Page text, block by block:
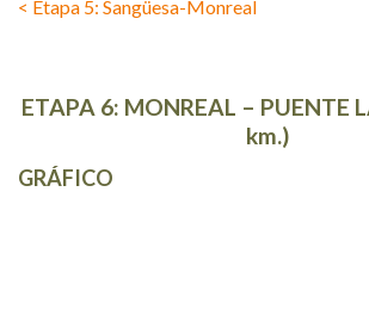
< Etapa 5: Sangüesa-Monreal
ETAPA 6: MONREAL – PUENTE
km.)
GRÁFICO